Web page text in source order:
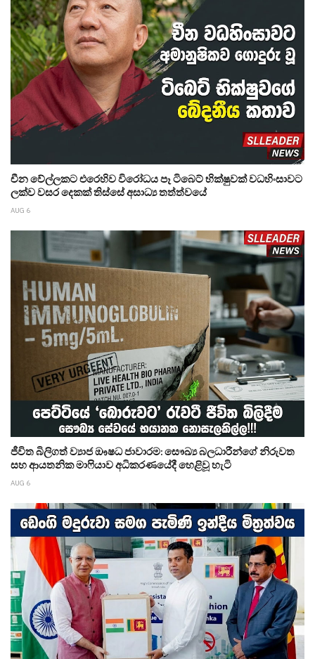
චීන වේල්ලකට එරෙහිව විරෝධය පෑ ටිබෙට් භික්ෂුවක් වධහිංසාවට
ලක්ව වසර දෙකක් තිස්සේ අසාධ්‍ය තත්ත්වයේ
AUG 6
ජීවිත බිලිගත් ව්‍යාජ ඖෂධ ජාවාරම: සෞඛ්‍ය බලධාරීන්ගේ නිරුවත
සහ ආයතනික මාෆියාව අධිකරණයේදී හෙළිවූ හැටි
AUG 6